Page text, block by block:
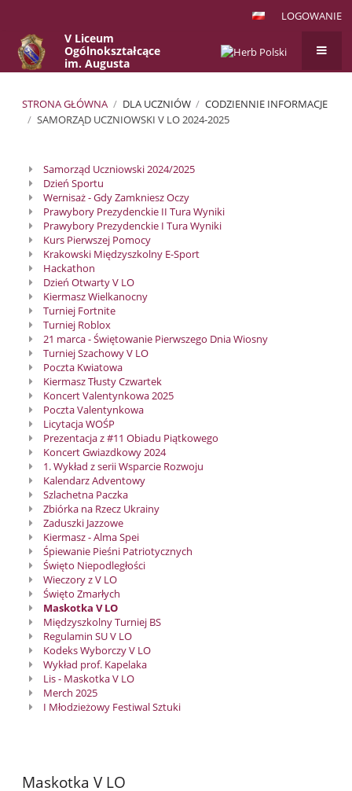
LOGOWANIE
V Liceum
Ogólnokształcące
im. Augusta
Witkowskiego
STRONA GŁÓWNA / DLA UCZNIÓW / CODZIENNIE INFORMACJE
/ SAMORZĄD UCZNIOWSKI V LO 2024-2025
Uczniowski
LO
2024-
2025
Samorząd Uczniowski 2024/2025
Dzień Sportu
Wernisaż - Gdy Zamkniesz Oczy
Prawybory Prezydenckie II Tura Wyniki
Prawybory Prezydenckie I Tura Wyniki
Kurs Pierwszej Pomocy
Krakowski Międzyszkolny E-Sport
Hackathon
Dzień Otwarty V LO
Kiermasz Wielkanocny
Turniej Fortnite
Turniej Roblox
21 marca - Świętowanie Pierwszego Dnia Wiosny
Turniej Szachowy V LO
Poczta Kwiatowa
Kiermasz Tłusty Czwartek
Koncert Valentynkowa 2025
Poczta Valentynkowa
Licytacja WOŚP
Prezentacja z #11 Obiadu Piątkowego
Koncert Gwiazdkowy 2024
1. Wykład z serii Wsparcie Rozwoju
Kalendarz Adventowy
Szlachetna Paczka
Zbiórka na Rzecz Ukrainy
Zaduszki Jazzowe
Kiermasz - Alma Spei
Śpiewanie Pieśni Patriotycznych
Święto Niepodległości
Wieczory z V LO
Święto Zmarłych
Maskotka V LO
Międzyszkolny Turniej BS
Regulamin SU V LO
Kodeks Wyborczy V LO
Wykład prof. Kapelaka
Lis - Maskotka V LO
Merch 2025
I Młodzieżowy Festiwal Sztuki
Maskotka V LO